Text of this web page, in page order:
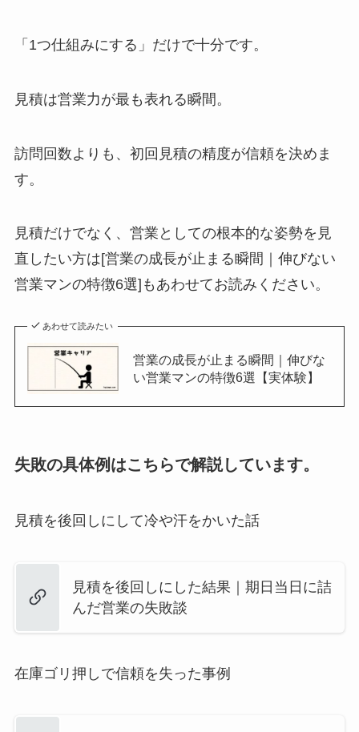
「1つ仕組みにする」だけで十分です。
見積は営業力が最も表れる瞬間。
訪問回数よりも、初回見積の精度が信頼を決めま
す。
見積だけでなく、営業としての根本的な姿勢を見
直したい方は[営業の成長が止まる瞬間｜伸びない
営業マンの特徴6選]もあわせてお読みください。
あわせて読みたい
営業の成長が止まる瞬間｜伸びな
い営業マンの特徴6選【実体験】
失敗の具体例はこちらで解説しています。
見積を後回しにして冷や汗をかいた話
見積を後回しにした結果｜期日当日に詰
んだ営業の失敗談
在庫ゴリ押しで信頼を失った事例